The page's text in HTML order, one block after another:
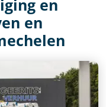
en
en